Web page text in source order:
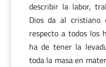
describir la labor,
Dios da al
respecto a todos los
ha de tener la
toda la masa en